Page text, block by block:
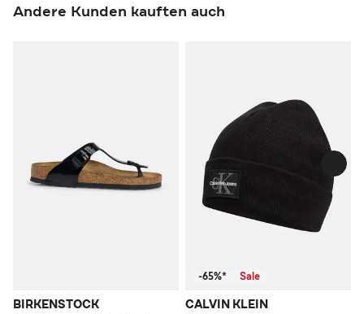
Andere Kunden kauften auch
BIRKENSTOCK
-65%* Sale
CALVIN KLEIN